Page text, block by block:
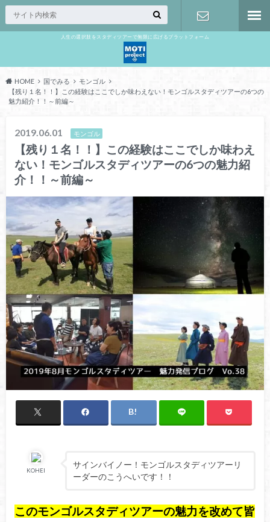
人生の選択肢をスタディツアーで無限に広げるプラットフォーム
HOME 国でみる
モンゴル
【残り１名！！】この経験はここでしか味わえない！モンゴルスタディツアーの6つの
魅力紹介！！～前編～
2019.06.01 モンゴル
【残り１名！！】この経験はここでしか味わえ
ない！モンゴルスタディツアーの6つの魅力紹
介！！～前編～
KOHEI
サインバイノー！モンゴルスタディツアーリ
ーダーのこうへいです！！
このモンゴルスタディツアーの魅力を改めて皆